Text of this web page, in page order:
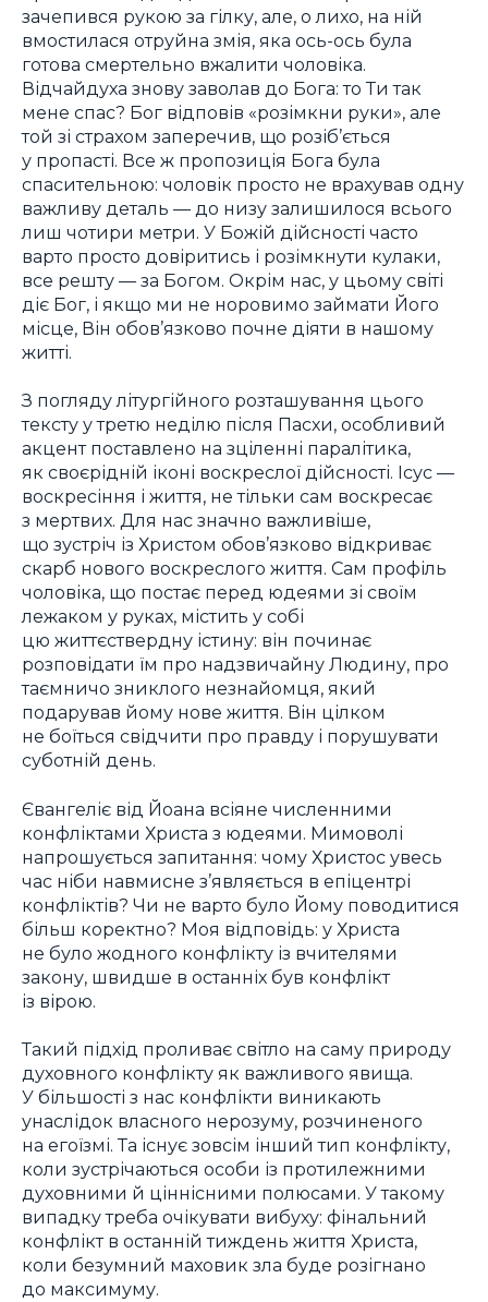
зачепився рукою за гілку, але, о лихо, на ній
вмостилася отруйна змія, яка ось-ось була
готова смертельно вжалити чоловіка.
Відчайдуха знову заволав до Бога: то Ти так
мене спас? Бог відповів «розімкни руки», але
той зі страхом заперечив, що розіб’ється
у пропасті. Все ж пропозиція Бога була
спасительною: чоловік просто не врахував одну
важливу деталь — до низу залишилося всього
лиш чотири метри. У Божій дійсності часто
варто просто довіритись і розімкнути кулаки,
все решту — за Богом. Окрім нас, у цьому світі
діє Бог, і якщо ми не норовимо займати Його
місце, Він обов’язково почне діяти в нашому
житті.
З погляду літургійного розташування цього
тексту у третю неділю після Пасхи, особливий
акцент поставлено на зціленні паралітика,
як своєрідній іконі воскреслої дійсності. Ісус —
воскресіння і життя, не тільки сам воскресає
з мертвих. Для нас значно важливіше,
що зустріч із Христом обов’язково відкриває
скарб нового воскреслого життя. Сам профіль
чоловіка, що постає перед юдеями зі своїм
лежаком у руках, містить у собі
цю життєствердну істину: він починає
розповідати їм про надзвичайну Людину, про
таємничо зниклого незнайомця, який
подарував йому нове життя. Він цілком
не боїться свідчити про правду і порушувати
суботній день.
Євангеліє від Йоана всіяне численними
конфліктами Христа з юдеями. Мимоволі
напрошується запитання: чому Христос увесь
час ніби навмисне з’являється в епіцентрі
конфліктів? Чи не варто було Йому поводитися
більш коректно? Моя відповідь: у Христа
не було жодного конфлікту із вчителями
закону, швидше в останніх був конфлікт
із вірою.
Такий підхід проливає світло на саму природу
духовного конфлікту як важливого явища.
У більшості з нас конфлікти виникають
унаслідок власного нерозуму, розчиненого
на егоїзмі. Та існує зовсім інший тип конфлікту,
коли зустрічаються особи із протилежними
духовними й ціннісними полюсами. У такому
випадку треба очікувати вибуху: фінальний
конфлікт в останній тиждень життя Христа,
коли безумний маховик зла буде розігнано
до максимуму.